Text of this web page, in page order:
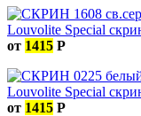
Louvolite Special
от 1415 Р
Louvolite Special
от 1415 Р